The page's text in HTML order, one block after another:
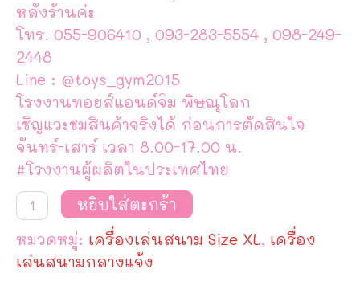
หลังร้านค่ะ
โทร. 055-906410 , 093-283-5554 , 098-249-
2448
Line : @toys_gym2015
โรงงานทอยส์แอนด์จิม พิษณุโลก
เชิญแวะชมสินค้าจริงได้ ก่อนการตัดสินใจ
จันทร์-เสาร์ เวลา 8.00-17.00 น.
#โรงงานผู้ผลิตในประเทศไทย
จำนวน
เครื่อง
สนาม
กลาง
แจ้ง
หยิบใส่ตะกร้า
หมวดหมู่: เครื่องเล่นสนาม Size XL, เครื่อง
เล่นสนามกลางแจ้ง